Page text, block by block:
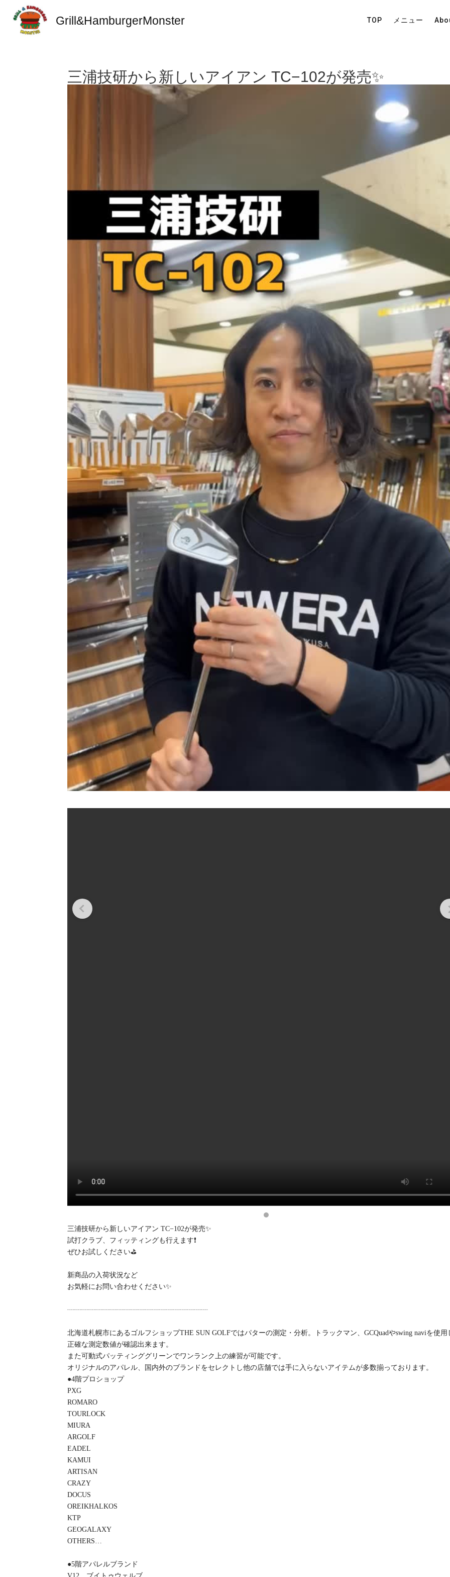
Grill&HamburgerMonster TOP メニュー
三浦技研から新しいアイアン TC−102が発売✨
三浦技研から新しいアイアン TC−102が発売✨
試打クラブ、フィッティングも行えます❗️
ぜひお試しください⛳️
新商品の入荷状況など
お気軽にお問い合わせください✨
┈┈┈┈┈┈┈┈┈┈┈┈┈┈┈┈┈┈┈┈
北海道札幌市にあるゴルフショップTHE SUN GOLFではパターの測定・分析。トラックマン、GCQuadやswing naviを使用
正確な測定数値が確認出来ます。
また可動式パッティンググリーンでワンランク上の練習が可能です。
オリジナルのアパレル、国内外のブランドをセレクトし他の店舗では手に入らないアイテムが多数揃っております。
●4階プロショップ
PXG
ROMARO
TOURLOCK
MIURA
ARGOLF
EADEL
KAMUI
ARTISAN
CRAZY
DOCUS
OREIKHALKOS
KTP
GEOGALAXY
OTHERS…
●5階アパレルブランド